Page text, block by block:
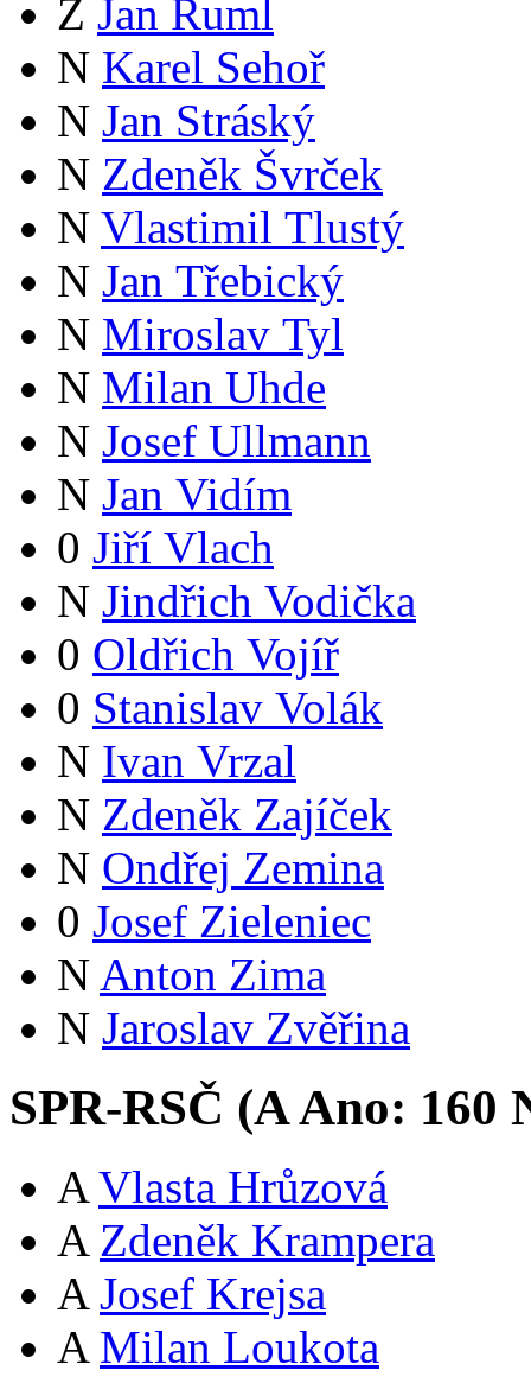
Z Jan Ruml
N Karel Sehoř
N Jan Stráský
N Zdeněk Švrček
N Vlastimil Tlustý
N Jan Třebický
N Miroslav Tyl
N Milan Uhde
N Josef Ullmann
N Jan Vidím
0 Jiří Vlach
N Jindřich Vodička
0 Oldřich Vojíř
0 Stanislav Volák
N Ivan Vrzal
N Zdeněk Zajíček
N Ondřej Zemina
0 Josef Zieleniec
N Anton Zima
N Jaroslav Zvěřina
SPR-RSČ (AAno: 160
A Vlasta Hrůzová
A Zdeněk Krampera
A Josef Krejsa
A Milan Loukota